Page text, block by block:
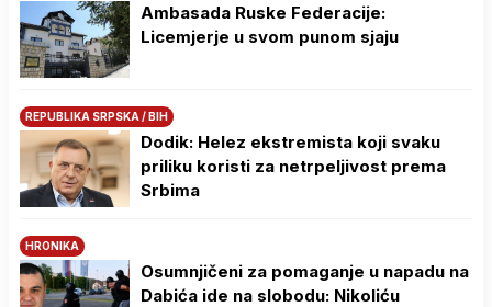
Ambasada Ruske Federacije:
Licemjerje u svom punom sjaju
REPUBLIKA SRPSKA / BIH
Dodik: Helez ekstremista koji svaku
priliku koristi za netrpeljivost prema
Srbima
HRONIKA
Osumnjičeni za pomaganje u napadu na
Dabića ide na slobodu: Nikoliću